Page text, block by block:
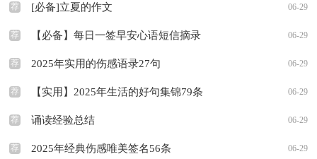
荐 [必备]立夏的作文 06-29
荐 【必备】每日一签早安心语短信摘录
46条
06-29
荐 2025年实用的伤感语录27句 06-29
荐 【实用】2025年生活的好句集锦79条 06-29
荐 诵读经验总结 06-29
荐 2025年经典伤感唯美签名56条 06-29